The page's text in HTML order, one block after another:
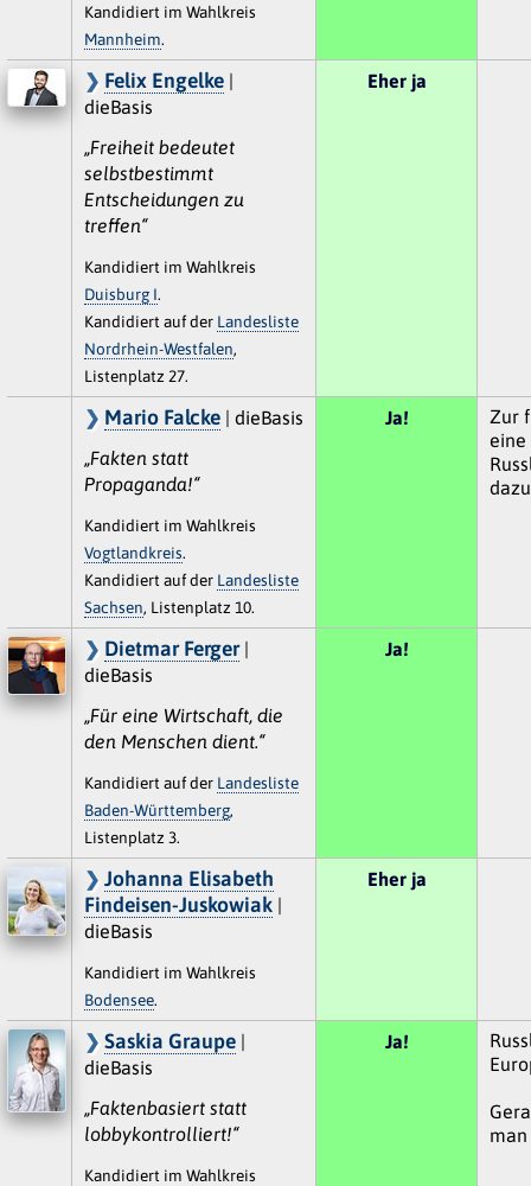
Kandidiert im Wahlkreis
Mannheim.
Felix Engelke|
dieBasis
„Freiheit bedeutet
selbstbestimmt
Entscheidungen zu
treffen“
Kandidiert im Wahlkreis
Duisburg I.
Kandidiert auf der Landesliste
Nordrhein-Westfalen,
Listenplatz 27.
Eher ja
Mario Falcke| dieBasis
„Fakten statt
Propaganda!“
Kandidiert im Wahlkreis
Vogtlandkreis.
Kandidiert auf der Landesliste
Sachsen, Listenplatz 10.
Ja!
Zur
eine
Dietmar Ferger|
dieBasis
„Für eine Wirtschaft, die
den Menschen dient.“
Kandidiert auf der Landesliste
Baden-Württemberg,
Listenplatz 3.
Ja!
Johanna Elisabeth
Findeisen-Juskowiak|
dieBasis
Kandidiert im Wahlkreis
Bodensee.
Eher ja
Saskia Graupe|
dieBasis
„Faktenbasiert statt
lobbykontrolliert!“
Kandidiert im Wahlkreis
Ja!